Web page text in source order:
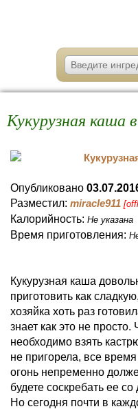
Кукурузная каша
Опубликовано
Разместил: miracle911
Калорийность: Не указана
Время приготовления:
Кукурузная каша
приготовить как
хозяйка хоть раз
знает как это не
необходимо взять
не пригорела, все
огонь непременно
будете соскребать ее со
Но сегодня почти в